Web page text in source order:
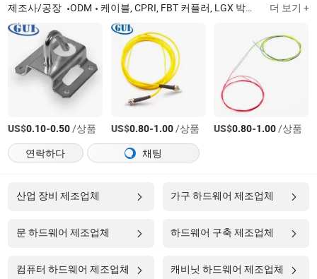
제조사/공장
ODM 케이블, CPRI, FBT 커플러, LGX 박스, 패치 코드, 피그테일, PLC 분배기, FTTH 더 보기 +
US$0.10-0.50/상품 US$0.80-1.00/상품 US$0.80-1.00/상품
연락하다
채팅
산업 장비 제조업체 가구 하드웨어 제조업체
문 하드웨어 제조업체 하드웨어 구축 제조업체
컴퓨터 하드웨어 제조업체 캐비닛 하드웨어 제조업체